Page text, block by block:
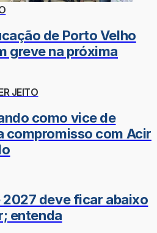
de Porto Velho
greve na próxima
JEITO
como vice de
compromisso com Acir
2027 deve ficar abaixo
entenda